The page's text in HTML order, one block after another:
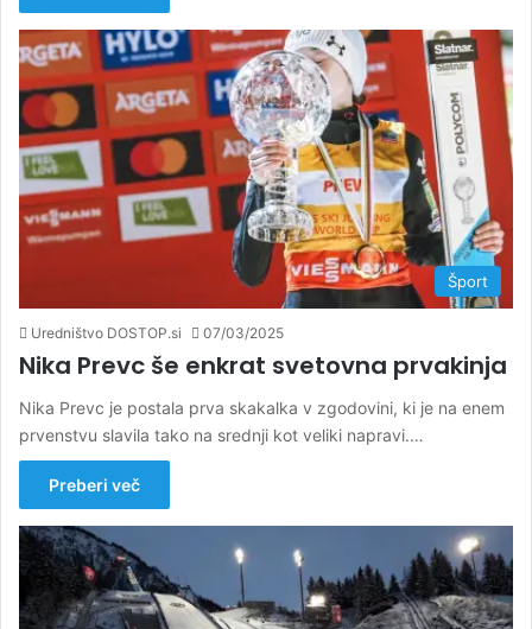
Šport
Uredništvo DOSTOP.si 07/03/2025
Nika Prevc še enkrat svetovna prvakinja
Nika Prevc je postala prva skakalka v zgodovini, ki je na enem
prvenstvu slavila tako na srednji kot veliki napravi.…
Preberi več